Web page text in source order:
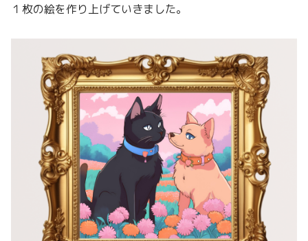
１枚の絵を作り上げていきました。